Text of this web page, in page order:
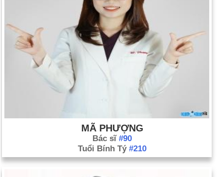
MÃ PHƯỢNG
Bác sĩ #90
Tuổi Bính Tý #210